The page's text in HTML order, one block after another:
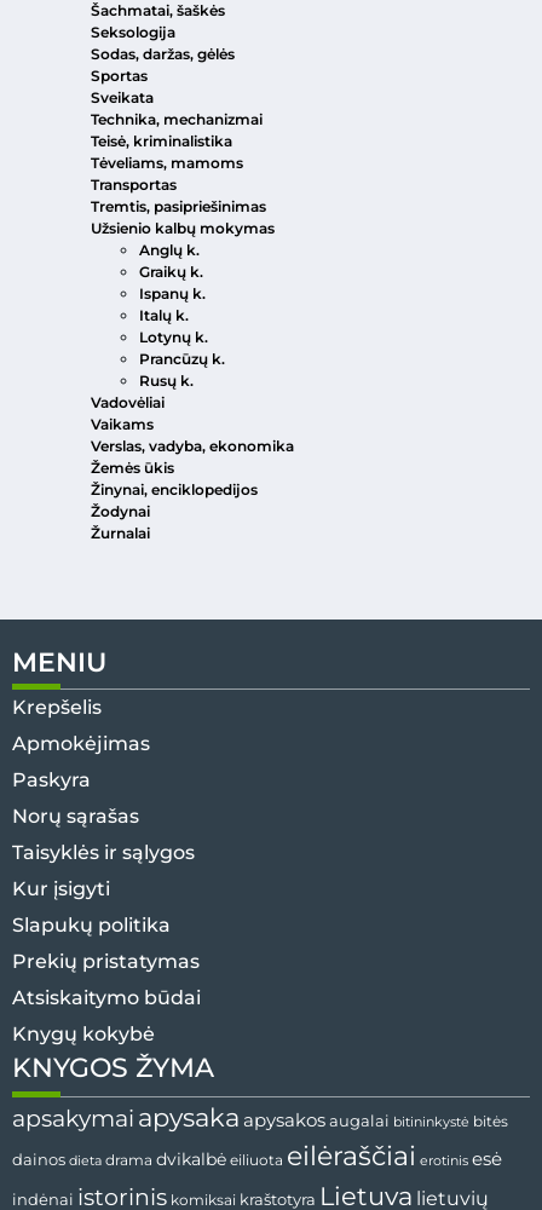
Šachmatai, šaškės
Seksologija
Sodas, daržas, gėlės
Sportas
Sveikata
Technika, mechanizmai
Teisė, kriminalistika
Tėveliams, mamoms
Transportas
Tremtis, pasipriešinimas
Užsienio kalbų mokymas
Anglų k.
Graikų k.
Ispanų k.
Italų k.
Lotynų k.
Prancūzų k.
Rusų k.
Vadovėliai
Vaikams
Verslas, vadyba, ekonomika
Žemės ūkis
Žinynai, enciklopedijos
Žodynai
Žurnalai
MENIU
Krepšelis
Apmokėjimas
Paskyra
Norų sąrašas
Taisyklės ir sąlygos
Kur įsigyti
Slapukų politika
Prekių pristatymas
Atsiskaitymo būdai
Knygų kokybė
KNYGOS ŽYMA
apsakymai apysaka apysakos augalai bitininkystė bitės
dainos dieta drama dvikalbė eiliuota eilėraščiai erotinis esė
indėnai istorinis komiksai kraštotyra Lietuva lietuvių